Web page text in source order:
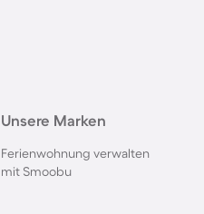
am See
Unsere Marken
Ferienwohnung verwalten
mit Smoobu